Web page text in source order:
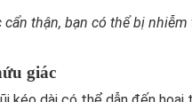
thận, bạn có thể bị
giác